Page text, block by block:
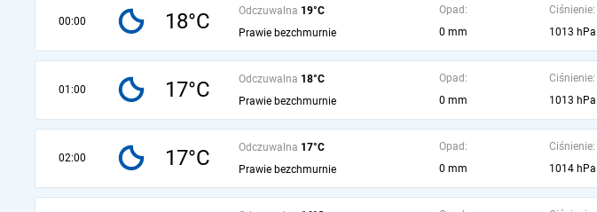
00:00 18°C Odczuwalna 19°C
Prawie bezchmurnie
Opad:
0 mm
Ciśnienie:
1013 hPa
01:00 17°C Odczuwalna 18°C
Prawie bezchmurnie
Opad:
0 mm
Ciśnienie:
1013 hPa
02:00 17°C Odczuwalna 17°C
Prawie bezchmurnie
Opad:
0 mm
Ciśnienie:
1014 hPa